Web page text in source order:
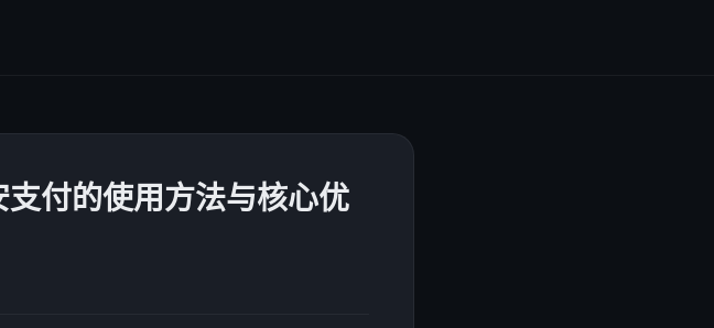
付的使用方法与核心优